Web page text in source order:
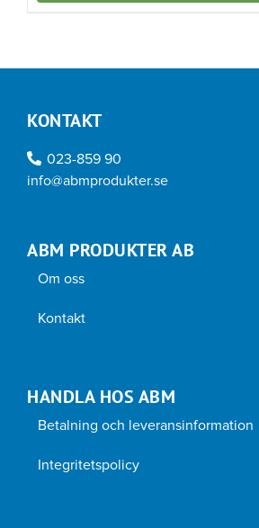
KONTAKT
023-859 90
info@abmprodukter.se
ABM PRODUKTER AB
Om oss
Kontakt
HANDLA HOS ABM
Betalning och leveransinformation
Integritetspolicy